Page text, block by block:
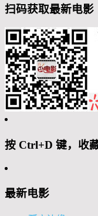
扫码获取最新电影
按 Ctrl+D 键，收
最新电影